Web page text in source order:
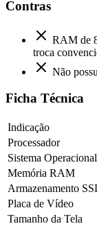
Contras
RAM de
troca
Não
Ficha Técnica
Indicação
Processador
Sistema Operacional
Memória RAM
Armazenamento
Placa de Vídeo
Tamanho da Tela